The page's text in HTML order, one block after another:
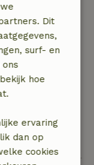
en 100% van
terugbetaald
Dit
surf- en
hoe
ervaring
dan op
cookies